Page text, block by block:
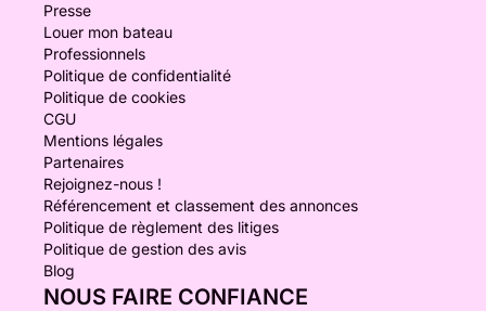
Presse
Louer mon bateau
Professionnels
Politique de confidentialité
Politique de cookies
CGU
Mentions légales
Partenaires
Rejoignez-nous !
Référencement et classement des annonces
Politique de règlement des litiges
Politique de gestion des avis
Blog
NOUS FAIRE CONFIANCE